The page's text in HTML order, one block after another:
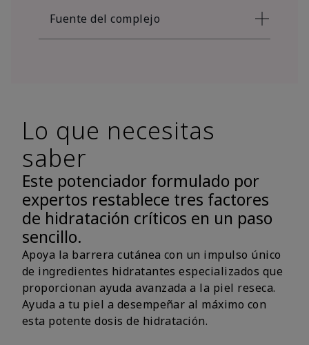
Fuente del complejo
Lo que necesitas
saber
Este potenciador formulado por
expertos restablece tres factores
de hidratación críticos en un paso
sencillo.
Apoya la barrera cutánea con un impulso único
de ingredientes hidratantes especializados que
proporcionan ayuda avanzada a la piel reseca.
Ayuda a tu piel a desempeñar al máximo con
esta potente dosis de hidratación.